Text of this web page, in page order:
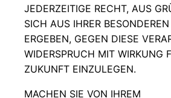
JEDERZEITIGE RECHT, AUS
SICH AUS IHRER
ERGEBEN, GEGEN DIESE
WIDERSPRUCH MIT WIRKUNG
ZUKUNFT EINZULEGEN.
MACHEN SIE VON IHREM